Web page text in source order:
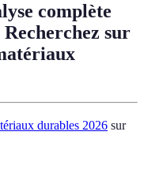
complète
sur
durables 2026 sur